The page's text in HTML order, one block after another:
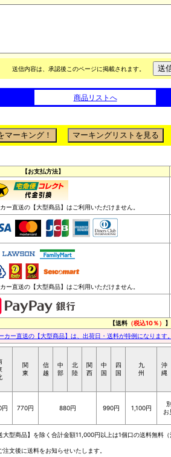
送信内容は、承認後このページに掲載されます。
商品リストへ
【お支払方法】
ー直送の【大型商品】はご利用いただけません。
ー直送の【大型商品】はご利用いただけません。
【送料 （税込10％） 】
カー直送の【大型商品】は、出荷日・送料が特例になりま
関
東
信
越
中
部
北
陸
関
西
中
国
四
国
九
州
沖
縄
円 770円 880円 990円 1,100円
お
型商品】を除く合計金額11,000円以上は1個口の送料無料（
文後に送料をお知らせいたします。